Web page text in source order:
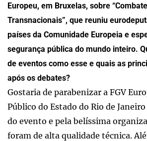
Europeu, em Bruxelas, sobre
Transnacionais”, que reuniu
países da Comunidade Europeia e
segurança pública do mundo inteiro.
de eventos como esse e quais as
após os debates?
Gostaria de parabenizar a FGV
Público do Estado do Rio de
do evento e pela belíssima
foram de alta qualidade técnica.